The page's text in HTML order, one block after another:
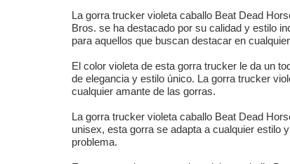
La gorra trucker violeta caballo Beat Dead
Bros. se ha destacado por su calidad y estilo
para aquellos que buscan destacar en
El color violeta de esta gorra trucker le da un
de elegancia y estilo único. La gorra trucker
cualquier amante de las gorras.
La gorra trucker violeta caballo Beat Dead
unisex, esta gorra se adapta a cualquier estilo
problema.